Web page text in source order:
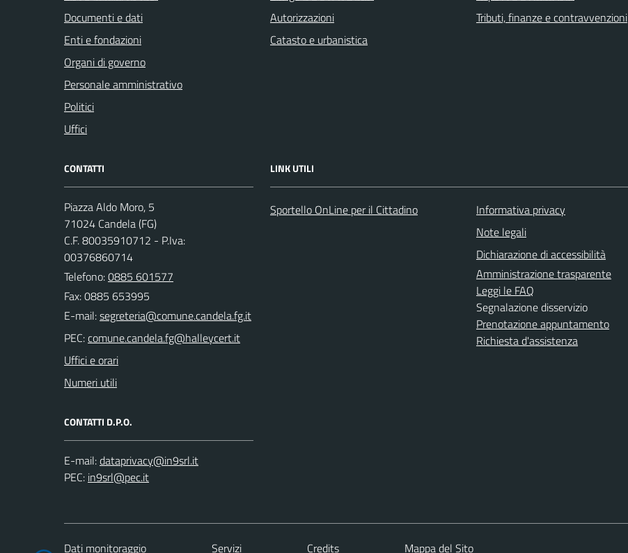
Documenti e dati
Enti e fondazioni
Organi di governo
Personale amministrativo
Politici
Uffici
Autorizzazioni
Catasto e urbanistica
Tributi, finanze e contravvenzioni
CONTATTI
Piazza Aldo Moro, 5
71024 Candela (FG)
C.F. 80035910712 - P.Iva:
00376860714
Telefono:0885 601577
Fax: 0885 653995
E-mail:
PEC:
Uffici e orari
Numeri utili
CONTATTI D.P.O.
E-mail:
PEC:
LINK UTILI
Sportello OnLine per il Cittadino
Informativa privacy
Note legali
Dichiarazione di accessibilità
Amministrazione trasparente
Leggi le FAQ
Segnalazione disservizio
Prenotazione appuntamento
Richiesta d'assistenza
Dati monitoraggio Servizi Credits Mappa del Sito